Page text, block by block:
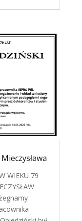
WIEKU 79